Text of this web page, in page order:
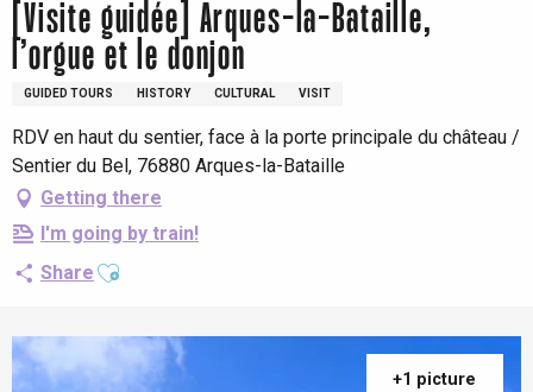
[Visite guidée] Arques-la-Bataille,
l’orgue et le donjon
GUIDED TOURS HISTORY CULTURAL VISIT
RDV en haut du sentier, face à la porte principale du château /
Sentier du Bel, 76880 Arques-la-Bataille
Getting there
I'm going by train!
Share Ajouter aux favoris
+1 picture